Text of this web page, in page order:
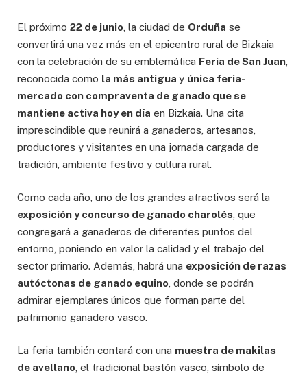
El próximo 22 de junio , la ciudad de Orduña se
convertirá una vez más en el epicentro rural de Bizkaia
con la celebración de su emblemática Feria de San Juan
reconocida como la más antigua y única feria-
mercado con compraventa de ganado que se
mantiene activa hoy en día en Bizkaia. Una cita
imprescindible que reunirá a ganaderos, artesanos,
productores y visitantes en una jornada cargada de
tradición, ambiente festivo y cultura rural.
Como cada año, uno de los grandes atractivos será la
exposición y concurso de ganado charolés , que
congregará a ganaderos de diferentes puntos del
entorno, poniendo en valor la calidad y el trabajo del
sector primario. Además, habrá una exposición de razas
autóctonas de ganado equino , donde se podrán
admirar ejemplares únicos que forman parte del
patrimonio ganadero vasco.
La feria también contará con una muestra de makilas
de avellano , el tradicional bastón vasco, símbolo de